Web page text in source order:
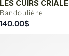
LES CUIRS CRIALE
Bandoulière
140.00$